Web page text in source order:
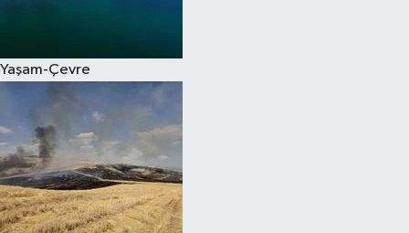
Yaşam-Çevre
Kim kimdir?
Kültür Sanat
Sağlık